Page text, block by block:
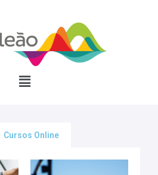
Cursos Online